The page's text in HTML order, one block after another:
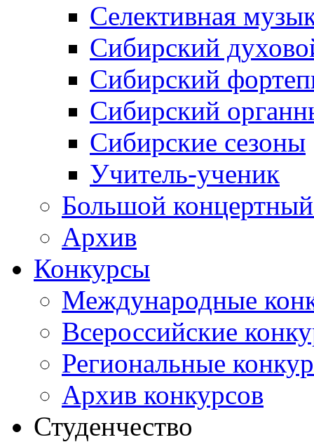
Селективная
Сибирский
Сибирский
Сибирский
Сибирские сезоны
Учитель-ученик
Большой концертный
Архив
Конкурсы
Международные
Всероссийские
Региональные
Архив конкурсов
Студенчество